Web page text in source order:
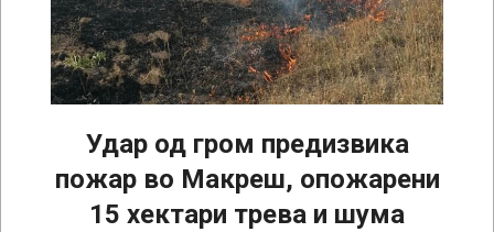
Удар од гром предизвика
пожар во Макреш, опожарени
15 хектари трева и шума